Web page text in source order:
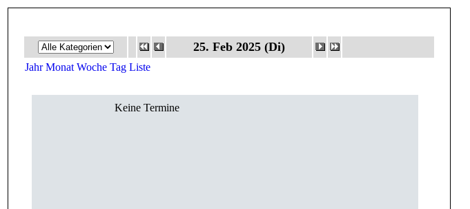
25. Feb 2025 (Di)
Jahr Monat Woche Tag Liste
Keine Termine